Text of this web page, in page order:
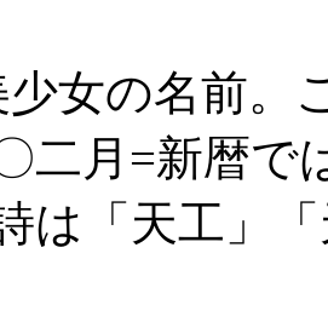
少女の名前。
二月=新暦で
は「天工」